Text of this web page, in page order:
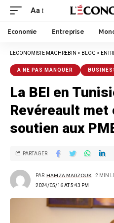
Aa
Economie Entreprise
LECONOMISTE MAGHREBIN > BLOG >
A NE PAS MANQUER
La BEI en
Revéreault met
soutien aux
2024/05/16 AT 5:43 PM
PAR HAMZA MARZOUK 2 MIN
PARTAGER